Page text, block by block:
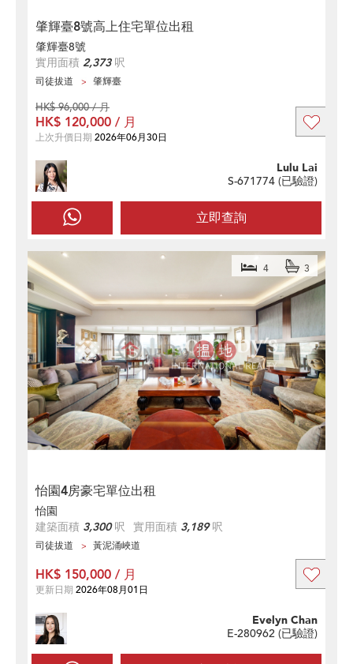
肇輝臺8號高上住宅單位出租
肇輝臺8號
實用面積 2,373呎
司徒拔道 肇輝臺
立即查詢
Lulu Lai
S-671774 (已驗證)
HK$ 96,000 / 月
HK$ 120,000 / 月
上次升價日期 2026年06月30日
怡園4房豪宅單位出租
4 3
怡園
建築面積 3,300呎 實用面積 3,189呎
司徒拔道 黃泥涌峽道
Evelyn Chan
E-280962 (已驗證)
HK$ 150,000 / 月
更新日期 2026年08月01日